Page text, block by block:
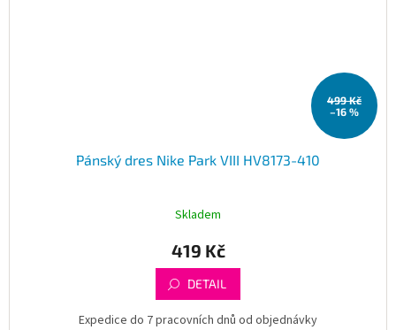
499 Kč
–16 %
Pánský dres Nike Park VIII HV8173-410
Skladem
419 Kč
DETAIL
Expedice do 7 pracovních dnů od objednávky